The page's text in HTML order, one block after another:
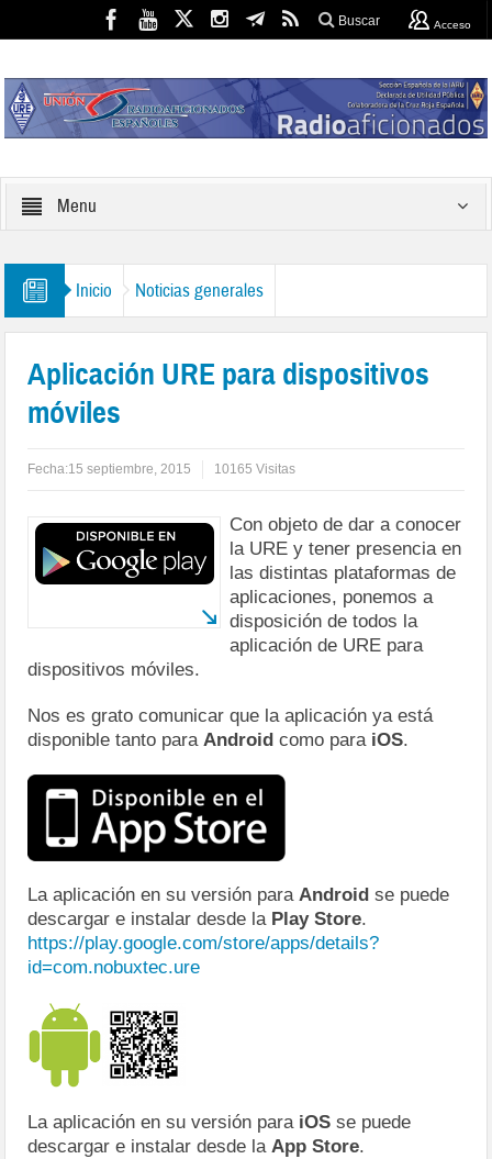
Buscar Acceso
Menu
Inicio Noticias generales
Aplicación URE para dispositivos
móviles
Fecha:15 septiembre, 2015 10165 Visitas
Con objeto de dar a conocer
la URE y tener presencia en
las distintas plataformas de
aplicaciones, ponemos a
disposición de todos la
aplicación de URE para
dispositivos móviles.
Nos es grato comunicar que la aplicación ya está
disponible tanto paraAndroid como paraiOS.
La aplicación en su versión para Android se puede
descargar e instalar desde la Play Store.
https://play.google.com/store/apps/details?
id=com.nobuxtec.ure
La aplicación en su versión para iOS se puede
descargar e instalar desde laApp Store.